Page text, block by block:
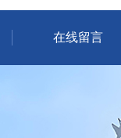
在线留言